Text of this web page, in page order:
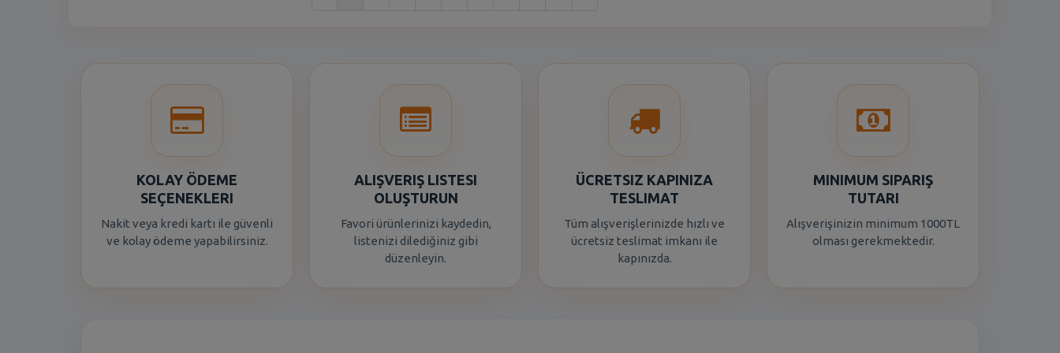
KOLAY ÖDEME
SEÇENEKLERI
Nakit veya kredi kartı ile güvenli
ve kolay ödeme yapabilirsiniz.
ALIŞVERIŞ LISTESI
OLUŞTURUN
Favori ürünlerinizi kaydedin,
listenizi dilediğiniz gibi
düzenleyin.
ÜCRETSIZ KAPINIZA
TESLIMAT
Tüm alışverişlerinizde hızlı ve
ücretsiz teslimat imkanı ile
kapınızda.
MINIMUM SIPARIŞ
TUTARI
Alışverişinizin minimum 1000TL
olması gerekmektedir.